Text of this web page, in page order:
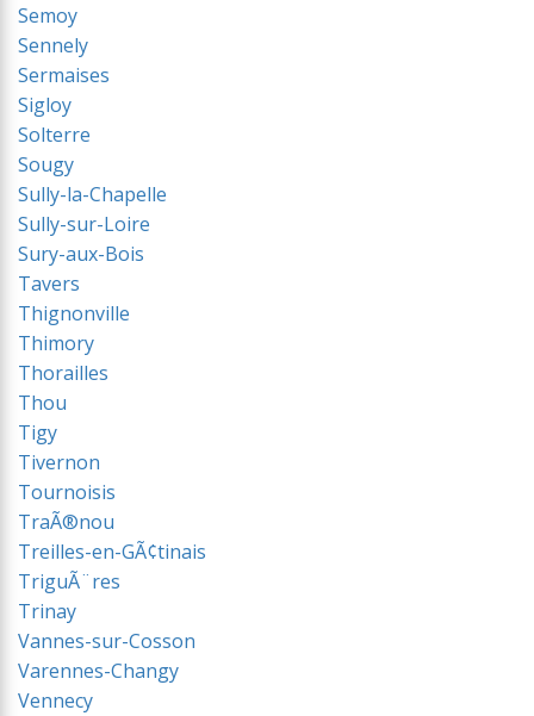
Semoy
Sennely
Sermaises
Sigloy
Solterre
Sougy
Sully-la-Chapelle
Sully-sur-Loire
Sury-aux-Bois
Tavers
Thignonville
Thimory
Thorailles
Thou
Tigy
Tivernon
Tournoisis
TraÃ®nou
Treilles-en-GÃ¢tinais
TriguÃ¨res
Trinay
Vannes-sur-Cosson
Varennes-Changy
Vennecy